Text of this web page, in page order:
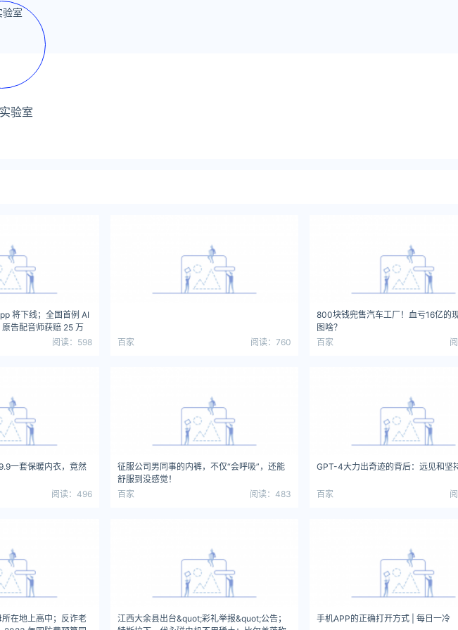
验室
将下线；全国首例 AI
告配音师获赔 25 万
阅读：598 百家 阅读：760
800块钱兜售汽车工厂！血亏16亿的
图啥？
百家
一套保暖内衣，竟然
阅读：496
征服公司男同事的内裤，不仅“会呼吸”，还能
舒服到没感觉！
百家
阅读：483
GPT-4大力出奇迹的背后：远见和坚
百家
在地上高中；反诈老
江西大余县出台&quot;彩礼举报&quot;公告；
手机APP的正确打开方式 | 每日一冷